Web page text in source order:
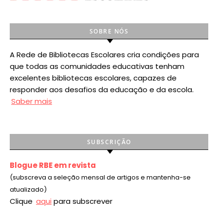
SOBRE NÓS
A Rede de Bibliotecas Escolares cria condições para
que todas as comunidades educativas tenham
excelentes bibliotecas escolares, capazes de
responder aos desafios da educação e da escola.
Saber mais
SUBSCRIÇÃO
Blogue RBE em revista
(subscreva a seleção mensal de artigos e mantenha-se
atualizado)
Clique aqui para subscrever